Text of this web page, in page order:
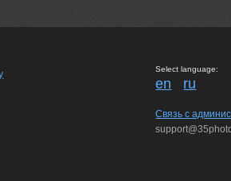
Select language:
en ru
Связь с